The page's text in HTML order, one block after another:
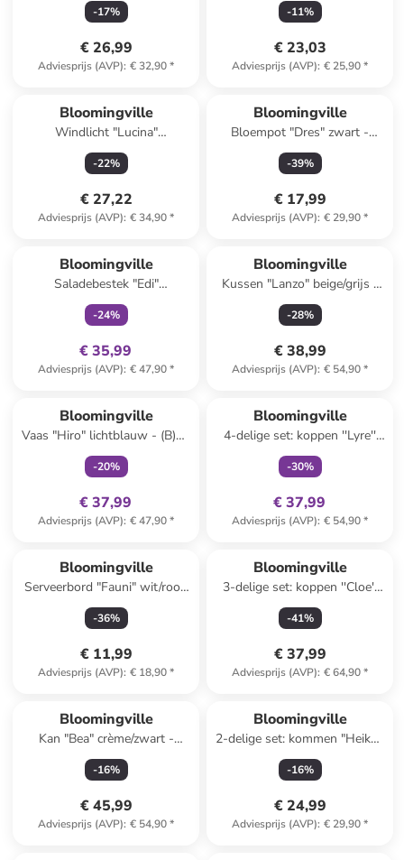
-17%
€ 26,99
Adviesprijs (AVP): € 32,90*
-11%
€ 23,03
Adviesprijs (AVP): € 25,90*
Bloomingville
Windlicht "Lucina"
zilverkleurig - (H)20 x Ø 11
cm
-22%
€ 27,22
Adviesprijs (AVP): € 34,90*
Bloomingville
Bloempot "Dres" zwart -
(H)16 x Ø 16 cm
-39%
€ 17,99
Adviesprijs (AVP): € 29,90*
Bloomingville
Saladebestek "Edi"
goudkleurig - (L)26,5 cm
-24%
€ 35,99
Adviesprijs (AVP): € 47,90*
Bloomingville
Kussen "Lanzo" beige/grijs -
(L)50 x (B)35 cm
-28%
€ 38,99
Adviesprijs (AVP): € 54,90*
Bloomingville
Vaas "Hiro" lichtblauw - (B)17
x (H)21 x (D)13,5 cm
-20%
€ 37,99
Adviesprijs (AVP): € 47,90*
Bloomingville
4-delige set: koppen ''Lyre''
wit/blauw - 250 ml
-30%
€ 37,99
Adviesprijs (AVP): € 54,90*
Bloomingville
Serveerbord "Fauni" wit/rood
- (L)15 x (B)11,5 cm
-36%
€ 11,99
Adviesprijs (AVP): € 18,90*
Bloomingville
3-delige set: koppen ''Cloe''
beige/blauw - 400 ml
-41%
€ 37,99
Adviesprijs (AVP): € 64,90*
Bloomingville
Kan "Bea" crème/zwart -
(H)19,5 x Ø 12 cm
-16%
€ 45,99
Adviesprijs (AVP): € 54,90*
Bloomingville
2-delige set: kommen "Heikki"
bruin/wit - Ø 12 cm
-16%
€ 24,99
Adviesprijs (AVP): € 29,90*